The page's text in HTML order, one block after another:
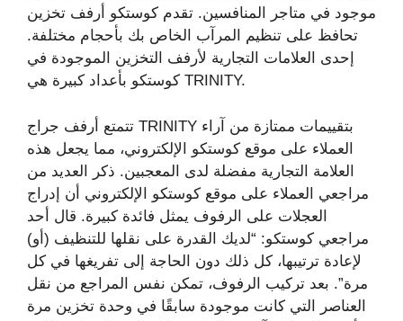
موجود في متاجر المنافسين. تقدم كوستكو أرفف تخزين
تحافظ على تنظيم المرآب الخاص بك بأحجام مختلفة.
إحدى العلامات التجارية لأرفف التخزين الموجودة في
كوستكو بأعداد كبيرة هي TRINITY.
تتمتع أرفف جراج TRINITY بتقييمات ممتازة من آراء
العملاء على موقع كوستكو الإلكتروني، مما يجعل هذه
العلامة التجارية مفضلة لدى المعجبين. ذكر العديد من
مراجعي العملاء على موقع كوستكو الإلكتروني أن إدراج
العجلات على الرفوف يمثل فائدة كبيرة. قال أحد
مراجعي كوستكو: “لديك القدرة على نقلها للتنظيف (أو)
لإعادة ترتيبها، كل ذلك دون الحاجة إلى تفريغها في كل
مرة”. بعد تركيب الرفوف، تمكن نفس المراجع من نقل
العناصر التي كانت موجودة سابقًا في وحدة تخزين مرة